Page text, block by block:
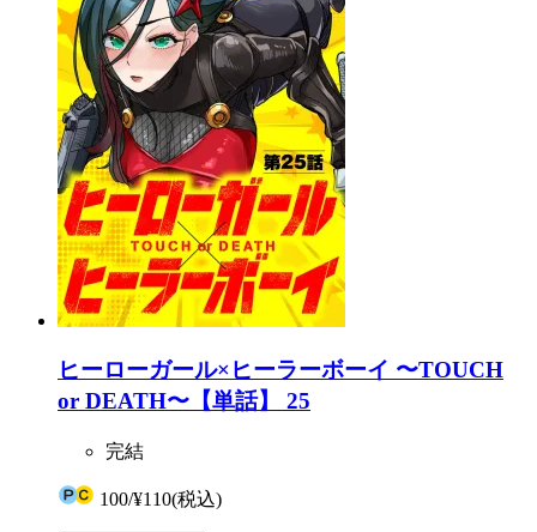
ヒーローガール×ヒーラーボーイ 〜TOUCH
or DEATH〜【単話】 25
完結
100/¥110(税込)